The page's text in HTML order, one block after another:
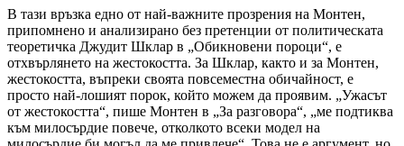
В тази връзка едно от най-важните прозрения на Монтен,
припомнено и анализирано без претенции от политическата
теоретичка Джудит Шклар в „Обикновени пороци“, е
отхвърлянето на жестокостта. За Шклар, както и за Монтен,
жестокостта, въпреки своята повсеместна обичайност, е
просто най-лошият порок, който можем да проявим. „Ужасът
от жестокостта“, пише Монтен в „За разговора“, „ме подтиква
към милосърдие повече, отколкото всеки модел на